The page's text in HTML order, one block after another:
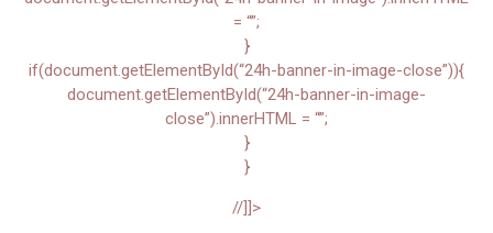
= “”;
}
if(document.getElementById(“24h-banner-in-image-close”)){
document.getElementById(“24h-banner-in-image-
close”).innerHTML = “”;
}
}
//]]>